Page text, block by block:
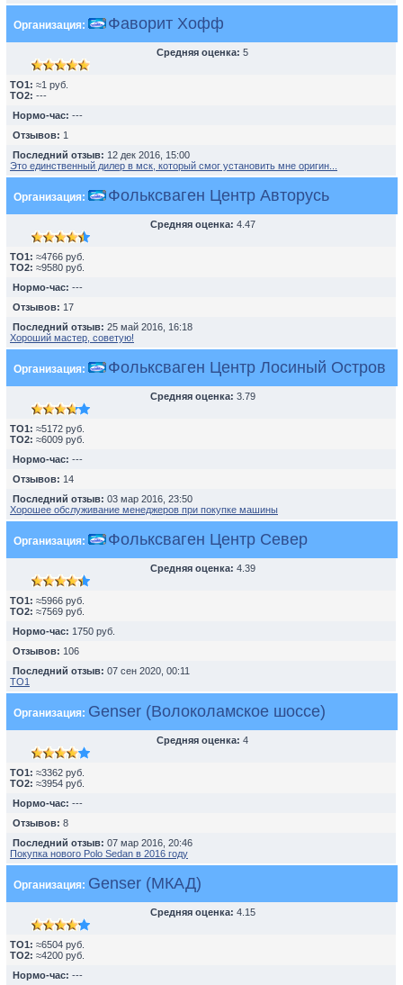
Организация: Фаворит Хофф
Средняя оценка: 5
TO1: ≈1 руб.
TO2: ---
Нормо-час: ---
Отзывов: 1
Последний отзыв: 12 дек 2016, 15:00
Это единственный дилер в мск, который смог установить мне оригин...
Организация: Фольксваген Центр Авторусь
Средняя оценка: 4.47
TO1: ≈4766 руб.
TO2: ≈9580 руб.
Нормо-час: ---
Отзывов: 17
Последний отзыв: 25 май 2016, 16:18
Хороший мастер, советую!
Организация: Фольксваген Центр Лосиный Остров
Средняя оценка: 3.79
TO1: ≈5172 руб.
TO2: ≈6009 руб.
Нормо-час: ---
Отзывов: 14
Последний отзыв: 03 мар 2016, 23:50
Хорошее обслуживание менеджеров при покупке машины
Организация: Фольксваген Центр Север
Средняя оценка: 4.39
TO1: ≈5966 руб.
TO2: ≈7569 руб.
Нормо-час: 1750 руб.
Отзывов: 106
Последний отзыв: 07 сен 2020, 00:11
ТО1
Организация: Genser (Волоколамское шоссе)
Средняя оценка: 4
TO1: ≈3362 руб.
TO2: ≈3954 руб.
Нормо-час: ---
Отзывов: 8
Последний отзыв: 07 мар 2016, 20:46
Покупка нового Polo Sedan в 2016 году
Организация: Genser (МКАД)
Средняя оценка: 4.15
TO1: ≈6504 руб.
TO2: ≈4200 руб.
Нормо-час: ---